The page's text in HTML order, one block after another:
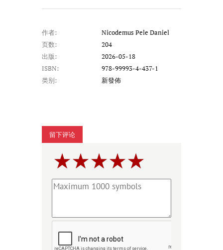
作者:
Nicodemus Pele Daniel
页数:
204
出版:
2026-05-18
ISBN:
978-99993-4-437-1
类别:
新發佈
留下评论